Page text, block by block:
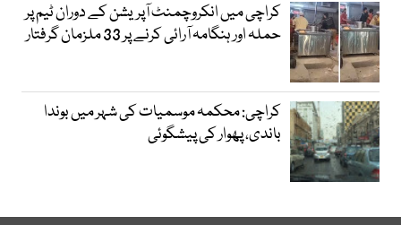
کراچی میں انکروچمنٹ آپریشن کے دوران ٹیم پر
حملہ اور ہنگامہ آرائی کرنے پر 33 ملزمان گرفتار
کراچی: محکمہ موسمیات کی شہر میں بوندا
باندی، پھوار کی پیشگوئی